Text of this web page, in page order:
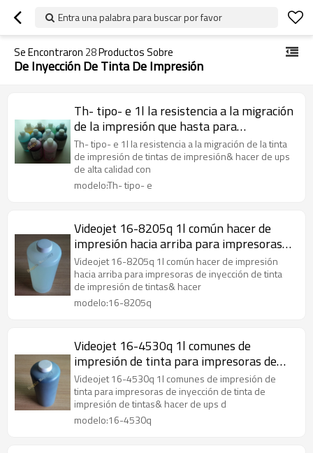
Entra una palabra para buscar por favor
Se Encontraron 28Productos Sobre
De Inyección De Tinta De Impresión
Th- tipo- e 1l la resistencia a la migración
de la impresión que hasta para
impresoras de inyección de tinta
Th- tipo- e 1l la resistencia a la migración de la tinta
de impresión de tintas de impresión& hacer de ups
de alta calidad con
modelo:Th- tipo- e
Videojet 16-8205q 1l común hacer de
impresión hacia arriba para impresoras
de inyección de tinta
Videojet 16-8205q 1l común hacer de impresión
hacia arriba para impresoras de inyección de tinta
de impresión de tintas& hacer
modelo:16-8205q
Videojet 16-4530q 1l comunes de
impresión de tinta para impresoras de
inyección de tinta
Videojet 16-4530q 1l comunes de impresión de
tinta para impresoras de inyección de tinta de
impresión de tintas& hacer de ups d
modelo:16-4530q